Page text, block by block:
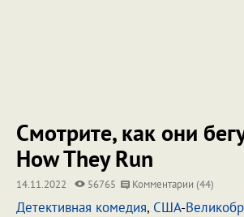
Смотрите, как они
How They Run
14.11.2022 56765 Комментарии (44)
Детективная комедия, США-